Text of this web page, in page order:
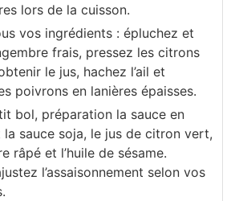
lors de la cuisson.
vos ingrédients : épluchez et
frais, pressez les citrons
le jus, hachez l’ail et
poivrons en lanières épaisses.
bol, préparation la sauce en
la sauce soja, le jus de citron vert,
râpé et l’huile de sésame.
l’assaisonnement selon vos